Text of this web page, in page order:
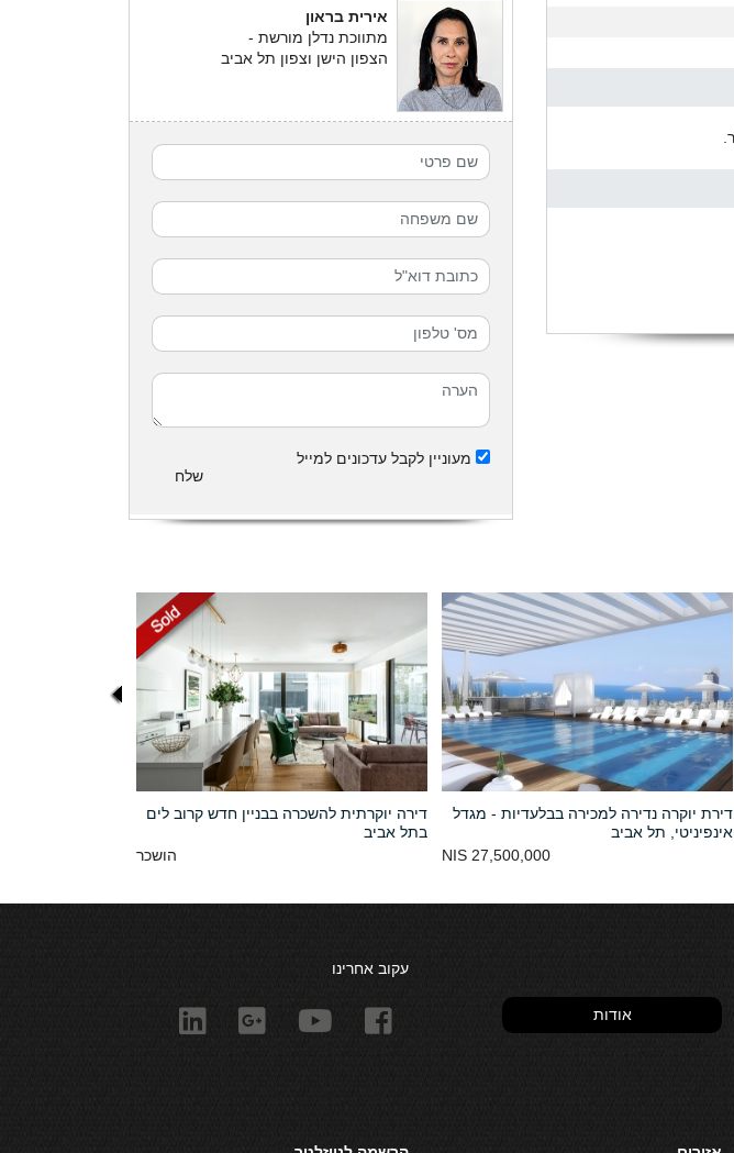
אירית בראון
מתווכת נדלן מורשת -
הצפון הישן וצפון תל אביב
מעוניין לקבל עדכונים למייל
שלח
דירה יוקרתית להשכרה בבניין חדש קרוב לים
בתל אביב
הושכר
דירת יוקרה נדירה למכירה בבלעדיות - מגדל
אינפיניטי, תל אביב
27,500,000 NIS
אודות
עקוב אחרינו